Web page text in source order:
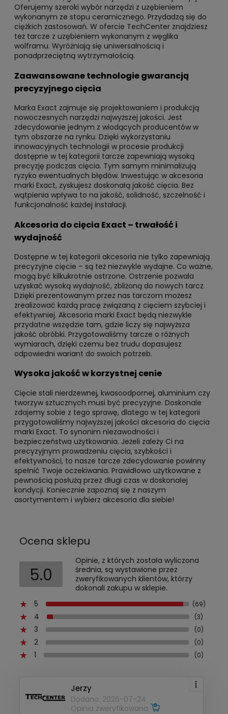
Oferujemy szeroki wybór narzędzi z uzębieniem
wykonanym ze stopu ceramicznego. Przydadzą się do
ciężkich zastosowań. W ofercie TechCenter znajdziesz
też tarcze z uzębieniem wykonanym z węglika
wolframu. Wyróżniają się uniwersalnością i
ponadprzeciętną wytrzymałością.
Zaawansowane technologie gwarancją
precyzyjnego cięcia
Marka Exact zajmuje się projektowaniem i produkcją
nowoczesnych narzędzi najwyższej jakości. Jest
zdecydowanie jednym z wiodących producentów w
tym obszarze na rynku. Dzięki wykorzystaniu
innowacyjnych technologii w procesie produkcji
dostępne w tej kategorii tarcze zapewniają wysoką
precyzję podczas cięcia. Tym samym minimalizują
ryzyko ewentualnych błędów. Inwestując w akcesoria
marki Exact, zyskujesz doskonałą jakość cięcia. Bez
wątpienia wpływa to na jakość, solidność, szczelność i
funkcjonalność każdej instalacji.
Akcesoria do cięcia Exact – trwałość i
wydajność
Dostępne w tej kategorii akcesoria nie tylko zapewniają
precyzyjne cięcie – są też niezwykle wydajne. Co ważne,
mogą być kilkukrotnie ostrzone. Ostrzenie pozwala
uzyskać wysoką wydajność, zbliżoną do nowych tarcz.
Dzięki prezentowanym przez nas tarczom możesz
zrealizować każdą pracę związaną z cięciem szybciej i
efektywniej. Akcesoria marki Exact będą niezwykle
przydatne wszędzie tam, gdzie liczy się najwyższa
jakość obróbki. Przygotowaliśmy tarcze o różnych
wymiarach, dzięki czemu bez trudu dopasujesz
odpowiedni wariant do swoich potrzeb.
Wysoka jakość w korzystnej cenie
Cięcie stali nierdzewnej, kwasoodpornej, aluminium czy
tworzyw sztucznych musi być precyzyjne. Doskonale
zdajemy sobie z tego sprawę, dlatego w tej kategorii
przygotowaliśmy najwyższej jakości akcesoria do cięcia
marki Exact. To synonim niezawodności i
bezpieczeństwa użytkowania. Jeżeli zależy Ci na
precyzyjnym prowadzeniu cięcia, szybkości i
efektywności, to nasze tarcze zdecydowanie powinny
spełnić Twoje oczekiwania. Prawidłowo użytkowane z
pewnością posłużą przez długi czas w doskonałej
kondycji. Koniecznie zapoznaj się z naszym
asortymentem i wybierz akcesoria dla siebie!
Ocena sklepu
5.0
Opinie, z których została wyliczona
średnia, są wystawione przez
zweryfikowanych klientów, którzy
dokonali zakupu w sklepie.
5
(69)
4 (3)
3 (0)
2 (0)
1 (0)
Jerzy
Dodano: 2026-07-24
Opinia zweryfikowana